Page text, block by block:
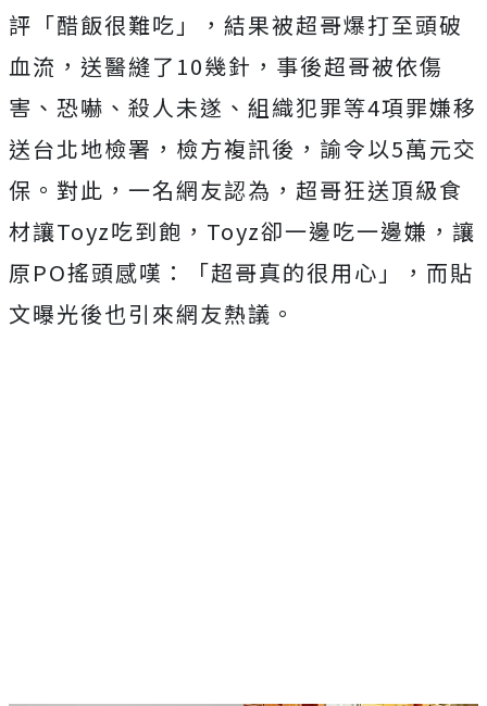
評「醋飯很難吃」，結果被超哥爆打至頭破
血流，送醫縫了10幾針，事後超哥被依傷
害、恐嚇、殺人未遂、組織犯罪等4項罪嫌移
送台北地檢署，檢方複訊後，諭令以5萬元交
保。對此，一名網友認為，超哥狂送頂級食
材讓Toyz吃到飽，Toyz卻一邊吃一邊嫌，讓
原PO搖頭感嘆：「超哥真的很用心」，而貼
文曝光後也引來網友熱議。